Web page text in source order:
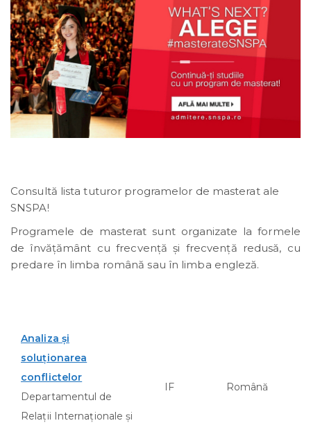
Consultă lista tuturor programelor de masterat ale
SNSPA!
Programele de masterat sunt organizate la formele
de învăţământ cu frecvenţă şi frecvenţă redusă, cu
predare în limba română sau în limba engleză.
Analiza şi
soluţionarea
conflictelor
Departamentul de
Relații Internaționale și
IF Română